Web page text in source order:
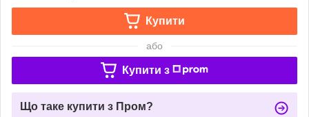
Купити
або
Купити з
Що таке купити з Пром?